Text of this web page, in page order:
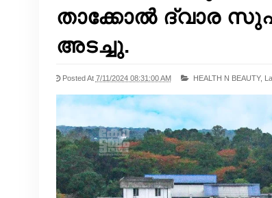
താക്കോൽ ദ്വാര
അടച്ചു.
Posted At 7/11/2024 08:31:00 AM HEALTH N BEAUTY,